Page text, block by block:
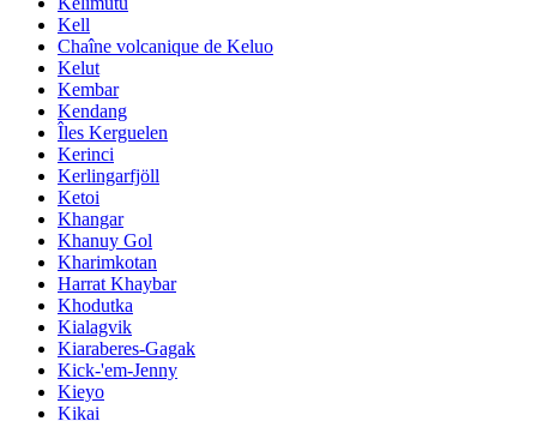
Kell
Chaîne volcanique de Keluo
Kelut
Kembar
Kendang
Îles Kerguelen
Kerinci
Kerlingarfjöll
Ketoi
Khangar
Khanuy Gol
Kharimkotan
Harrat Khaybar
Khodutka
Kialagvik
Kiaraberes-Gagak
Kick-'em-Jenny
Kieyo
Kikai